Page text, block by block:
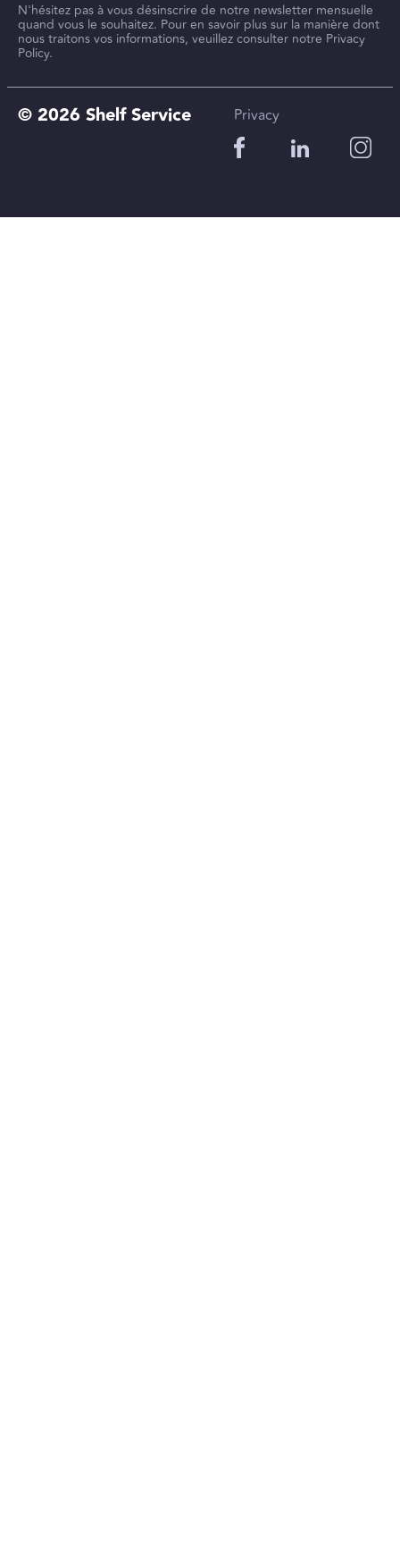
N'hésitez pas à vous désinscrire de notre newsletter mensuelle
quand vous le souhaitez. Pour en savoir plus sur la manière dont
nous traitons vos informations, veuillez consulter notre Privacy
Policy.
© 2026 Shelf Service Privacy